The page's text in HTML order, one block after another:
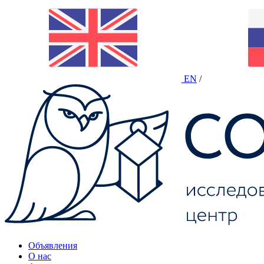
EN /
Объявления
О нас